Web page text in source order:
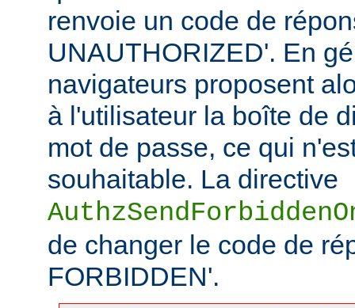
renvoie un code de
UNAUTHORIZED'. En
navigateurs proposent
à l'utilisateur la boîte de
mot de passe, ce qui
souhaitable. La directive
de changer le code de
FORBIDDEN'.